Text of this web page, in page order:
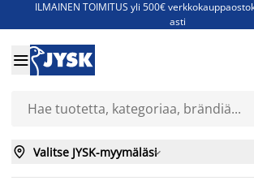
ILMAINEN TOIMITUS yli 500€
asti
Jenkkisänkyjä - Säästä jopa 60%

 Valitse JYSK-myymäläsi